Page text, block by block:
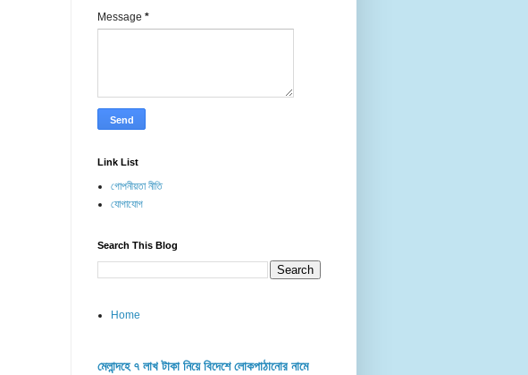
Message *
Link List
গোপনীয়তা নীতি
যোগাযোগ
Search This Blog
Home
মেলান্দহে ৭ লাখ টাকা নিয়ে বিদেশে লোকপাঠানোর নামে